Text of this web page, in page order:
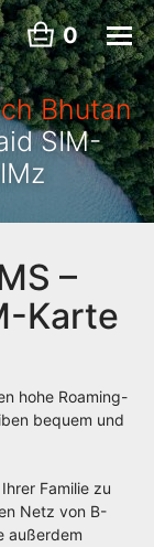
0
Bhutan
SIM-
–
Karte
hohe Roaming-
bequem und
Familie zu
Netz von B-
außerdem